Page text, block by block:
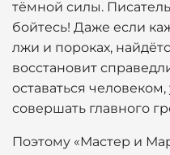
тёмной силы.
бойтесь! Даже если
лжи и пороках,
восстановит
оставаться
совершать главного
Поэтому «Мастер и